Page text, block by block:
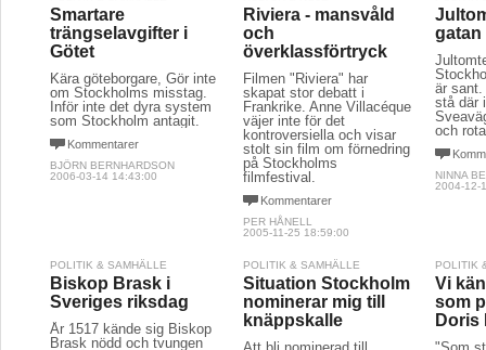
Smartare
trängselavgifter i
Götet
Kära göteborgare, Gör inte
om Stockholms misstag.
Inför inte det dyra system
som Stockholm antagit.
Kommentarer
BJÖRN BERNHARDSON
2006-03-14 14:43:00
Riviera - mansvåld
och
överklassförtryck
Filmen "Riviera" har
skapat stor debatt i
Frankrike. Anne Villacéque
väjer inte för det
kontroversiella och visar
stolt sin film om förnedring
på Stockholms
filmfestival.
Kommentarer
PER HÅNELL
2005-11-25 18:59:00
gatan
är sant.
stå där
och
NINNA
2004-12-
POLITIK & SAMHÄLLE
Biskop Brask i
Sveriges riksdag
År 1517 kände sig Biskop
Brask nödd och tvungen
POLITIK & SAMHÄLLE
Situation Stockholm
nominerar mig till
knäppskalle
POLITIK
Vi
som
Doris